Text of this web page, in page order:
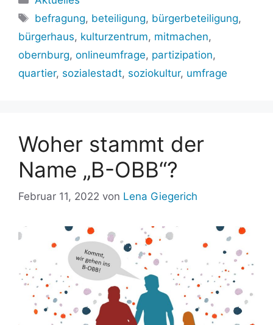
Schlagwörter
befragung, beteiligung, bürgerbeteiligung,
bürgerhaus, kulturzentrum, mitmachen,
obernburg, onlineumfrage, partizipation,
quartier, sozialestadt, soziokultur, umfrage
Woher stammt der
Name „B-OBB“?
Februar 11, 2022 von Lena Giegerich